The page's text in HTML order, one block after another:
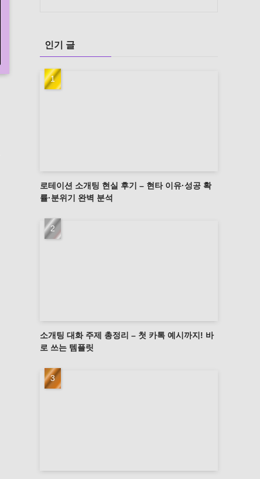
인기 글
로테이션 소개팅 현실 후기 – 현타 이유·성공 확
률·분위기 완벽 분석
소개팅 대화 주제 총정리 – 첫 카톡 예시까지! 바
로 쓰는 템플릿